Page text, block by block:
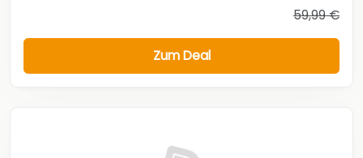
59,99 €
Zum Deal